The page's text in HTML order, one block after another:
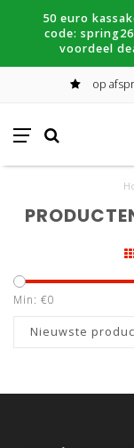
50 euro
code:
voordeel
op
Min: €0
Nieuwste